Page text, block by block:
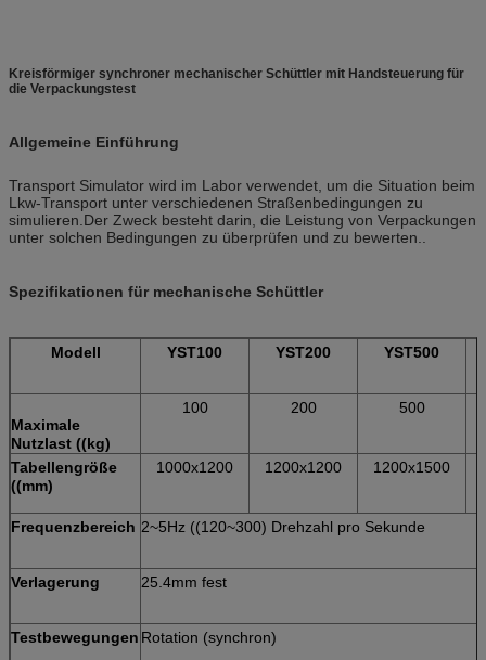
Kreisförmiger synchroner mechanischer Schüttler mit Handsteuerung für
die Verpackungstest
Allgemeine Einführung
Transport Simulator wird im Labor verwendet, um die Situation beim
Lkw-Transport unter verschiedenen Straßenbedingungen zu
simulieren.Der Zweck besteht darin, die Leistung von Verpackungen
unter solchen Bedingungen zu überprüfen und zu bewerten..
Spezifikationen für mechanische Schüttler
Modell YST100 YST200 YST500
Maximale
Nutzlast ((kg)
100 200 500
Tabellengröße
((mm)
1000x1200 1200x1200 1200x1500
Frequenzbereich 2~5Hz ((120~300) Drehzahl pro Sekunde
Verlagerung 25.4mm fest
Testbewegungen Rotation (synchron)